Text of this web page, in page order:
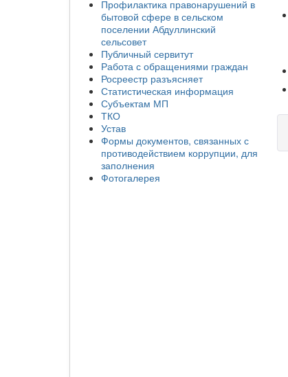
Профилактика правонарушений в
бытовой сфере в сельском
поселении Абдуллинский
сельсовет
Публичный сервитут
Работа с обращениями граждан
Росреестр разъясняет
Статистическая информация
Субъектам МП
ТКО
Устав
Формы документов, связанных с
противодействием коррупции, для
заполнения
Фотогалерея